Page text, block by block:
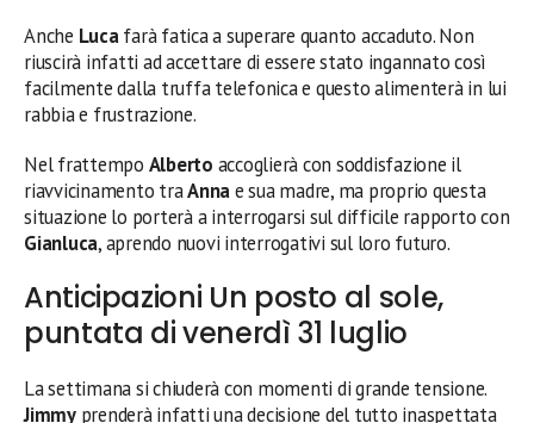
Anche Lucafarà fatica a superare quanto accaduto. Non
riuscirà infatti ad accettare di essere stato ingannato così
facilmente dalla truffa telefonica e questo alimenterà in lui
rabbia e frustrazione.
Nel frattempo Alberto accoglierà con soddisfazione il
riavvicinamento traAnnae sua madre, ma proprio questa
situazione lo porterà a interrogarsi sul difficile rapporto con
Gianluca, aprendo nuovi interrogativi sul loro futuro.
Anticipazioni Un posto al sole,
puntata di venerdì 31 luglio
La settimana si chiuderà con momenti di grande tensione.
Jimmyprenderà infatti una decisione del tutto inaspettata